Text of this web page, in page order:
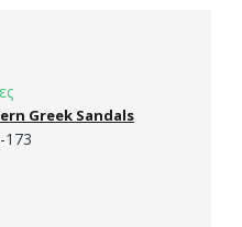
Greek Sandals
173